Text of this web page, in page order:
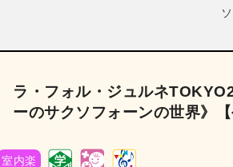
ラ・フォル・ジュルネ
ーのサクソフォーンの世界》【
室内楽